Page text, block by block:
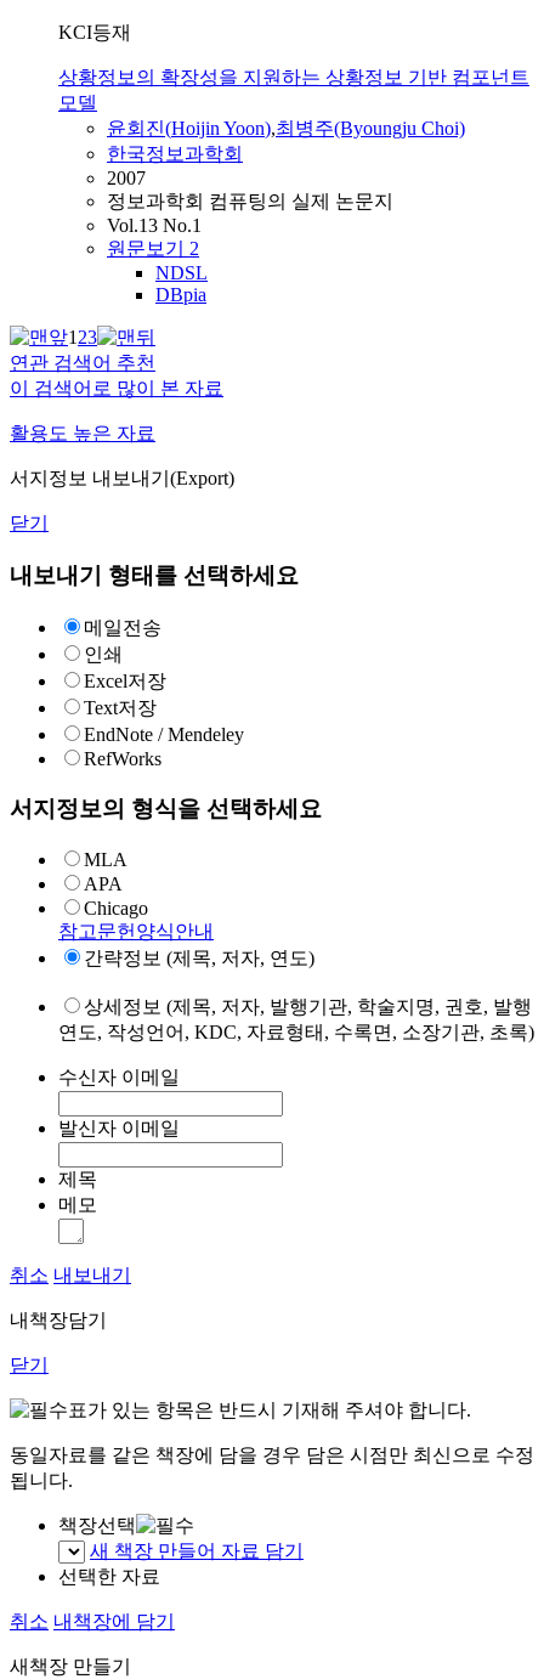
KCI등재
상황정보의 확장성을 지원하는 상황정보 기반 컴포넌트
모델
윤회진(HoijinYoon),최병주(Byoungju Choi)
한국정보과학회
2007
정보과학회 컴퓨팅의 실제 논문지
Vol.13 No.1
원문보기 2
NDSL
DBpia
123
연관 검색어 추천
이 검색어로 많이 본 자료
활용도 높은 자료
서지정보 내보내기(Export)
닫기
내보내기 형태를 선택하세요
메일전송
인쇄
Excel저장
Text저장
EndNote / Mendeley
RefWorks
서지정보의 형식을 선택하세요
MLA
APA
Chicago
참고문헌양식안내
간략정보 (제목, 저자, 연도)
상세정보 (제목, 저자, 발행기관, 학술지명, 권호, 발행
연도, 작성언어, KDC, 자료형태, 수록면, 소장기관, 초록)
수신자 이메일
발신자 이메일
제목
메모
취소 내보내기
내책장담기
닫기
표가 있는 항목은 반드시 기재해 주셔야 합니다.
동일자료를 같은 책장에 담을 경우 담은 시점만 최신으로 수정
됩니다.
책장선택
새 책장 만들어 자료 담기
선택한 자료
취소 내책장에 담기
새책장 만들기